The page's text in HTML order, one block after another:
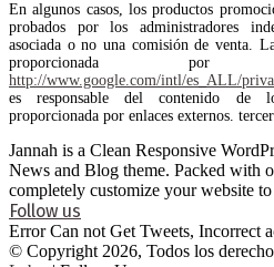
En algunos casos, los productos
probados por los administradores
asociada o no una comisión de venta.
proporcionada por
http://www.google.com/intl/es_ALL/
es responsable del contenido de
proporcionada por enlaces externos.
Jannah is a Clean Responsive
News and Blog theme. Packed with
completely customize your website
Follow us
Error Can not Get Tweets, Incorrect
© Copyright 2026, Todos los